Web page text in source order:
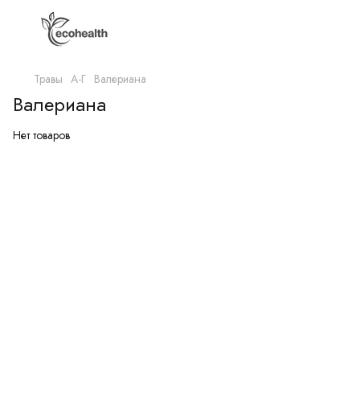
Травы А-Г Валериана
Валериана
Нет товаров